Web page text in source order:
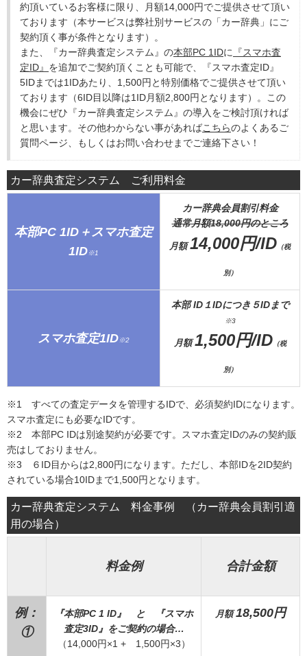
約頂いているお客様に限り、月額14,000円でご提供させて頂い
ております（本サービスは弊社別サービスの「カー辞典」にご
契約頂く事が条件となります）。
また、『カー辞典査定システム』の本部PC 1IDに
『スマホ査
定ID』 を追加でご契約頂くことも可能で、『スマホ査定ID』
5IDまでは1IDあたり、1,500円と特別価格でご提供させて頂い
ております（6ID目以降は1ID月額2,800円となります）。この
機会にぜひ『カー辞典査定システム』の導入をご検討頂ければ
と思います。その他わからない事があればこちらのよくあるご
質問ページ、もしくはお問い合わせまでご連絡下さい！
カー辞典査定システム ご利用料金
本部PC 1ID＋スマホ査定
1ID※1
カー辞典会員割引料金
通常月額18,000円のところ
月額14,000円/ID （税
別）
スマホ査定1ID※2
本部 ID１IDにつき５IDまで
※3
月額1,500円/ID（税
別）
※1 すべての査定データを管理するIDで、必須契約IDになります。
スマホ査定にも必要なIDです。
※2 本部PC IDは別途契約が必要です。スマホ査定IDのみの契約販
売はしておりません。
※3 ６ID目からは2,800円になります。ただし、本部IDを2ID契約
されている場合10IDまで1,500円となります。
カー辞典査定システム 料金事例 （カー辞典会員割引適
用の場合）
料金例 合計金額
例：
①
『本部PC 1 ID』 と 『スマホ
査定3ID』をご契約の場合…
（14,000円×1 + 1,500円×3）
月額18,500円